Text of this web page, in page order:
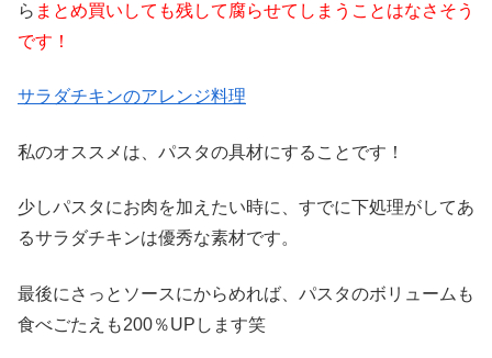
ら まとめ買いしても残して腐らせてしまうことはなさそう
です！
サラダチキンのアレンジ料理
私のオススメは、パスタの具材にすることです！
少しパスタにお肉を加えたい時に、すでに下処理がしてあ
るサラダチキンは優秀な素材です。
最後にさっとソースにからめれば、パスタのボリュームも
食べごたえも200％UPします笑